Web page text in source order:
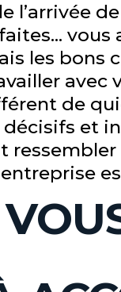
l’arrivée
vous
les bons
avec
de
et